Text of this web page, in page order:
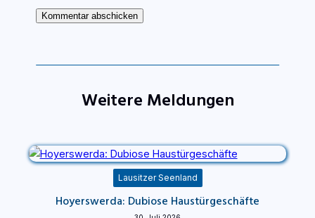
Weitere Meldungen
Lausitzer Seenland
Hoyerswerda: Dubiose Haustürgeschäfte